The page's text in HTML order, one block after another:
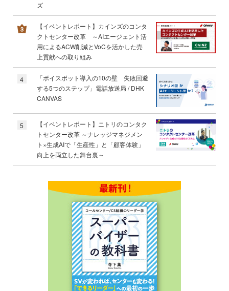
ズ
【イベントレポート】カインズのコンタ
クトセンター改革 ～AIエージェント活
用によるACW削減とVoCを活かした売
上貢献への取り組み
4
「ボイスボット導入の10の壁 失敗回避
する5つのステップ」電話放送局 / DHK
CANVAS
5
【イベントレポート】ニトリのコンタク
トセンター改革 ～ナレッジマネジメン
ト×生成AIで「生産性」と「顧客体験」
向上を両立した舞台裏～